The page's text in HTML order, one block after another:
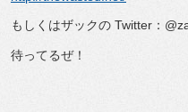
もしくはザックの Twitter：
待ってるぜ！